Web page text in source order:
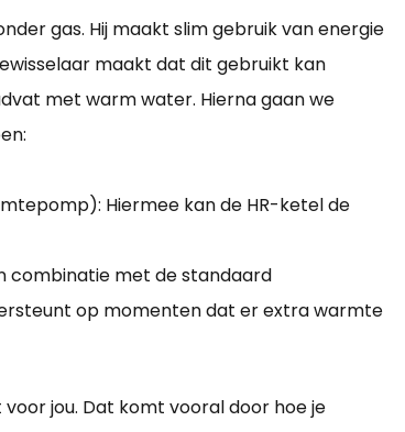
gas. Hij maakt slim gebruik van energie
maakt dat dit gebruikt kan
met warm water. Hierna gaan we
Hiermee kan de HR-ketel de
combinatie met de standaard
op momenten dat er extra warmte
jou. Dat komt vooral door hoe je